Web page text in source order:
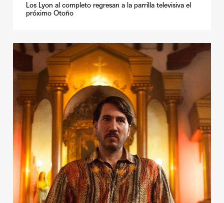
Los Lyon al completo regresan a la parrilla televisiva el
próximo Otoño